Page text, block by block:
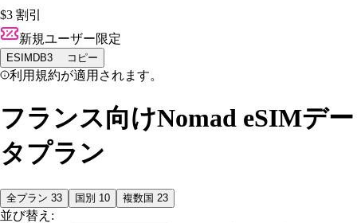
$3 割引
新規ユーザー限定
ESIMDB3 コピー
利用規約が適用されます。
フランス向けNomad eSIMデー
タプラン
全プラン 33 国別 10 複数国 23
並び替え: